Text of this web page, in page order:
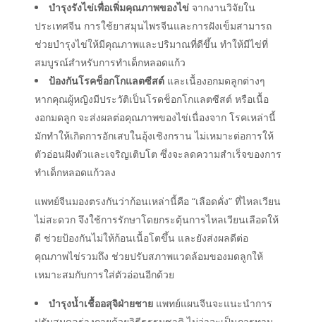
บำรุงรังไข่เพื่อเพิ่มคุณภาพของไข่ จากงานวิจัยใน
ประเทศจีน การใช้ยาสมุนไพรจีนและการฝังเข็มสามารถ
ช่วยบำรุงไข่ให้มีคุณภาพและปริมาณที่ดีขึ้น ทำให้มีไข่ที่
สมบูรณ์สำหรับการทำเด็กหลอดแก้ว
ป้องกันโรคช็อกโกแลตซีสต์ และเนื้องอกมดลูกต่างๆ
หากคุณผู้หญิงมีประวัติเป็นโรดช็อกโกแลตซีสต์ หรือเนื้อ
งอกมดลูก จะส่งผลต่อคุณภาพของไข่เนื่องจาก โรคเหล่านี้
มักทำให้เกิดการอักเสบในอุ้งเชิงกราน ไม่เหมาะต่อการให้
ตัวอ่อนฝังตัวและเจริญเติบโต ซึ่งจะลดความสำเร็จของการ
ทำเด็กหลอดแก้วลง
แพทย์จีนมองตรงกันว่าก้อนเหล่านี้คือ “เลือดคั่ง” ที่ไหลเวียน
ไม่สะดวก จึงใช้การรักษาโดยกระตุ้นการไหลเวียนเลือดให้
ดี ช่วยป้องกันไม่ให้ก้อนเนื้อโตขึ้น และยังส่งผลดีต่อ
คุณภาพไข่รวมถึง ช่วยปรับสภาพแวดล้อมของมดลูกให้
เหมาะสมกับการใส่ตัวอ่อนอีกด้วย
บำรุงน้ำเชื้ออสุจิฝ่ายชาย แพทย์แผนจีนจะแนะนำการ